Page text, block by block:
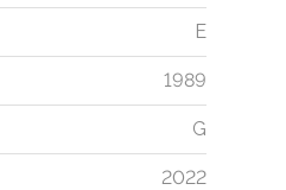
E
1989
G
2022